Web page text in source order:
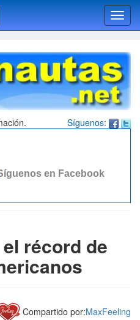
Síguenos:
récord de
Compartido por:MaxFeeling